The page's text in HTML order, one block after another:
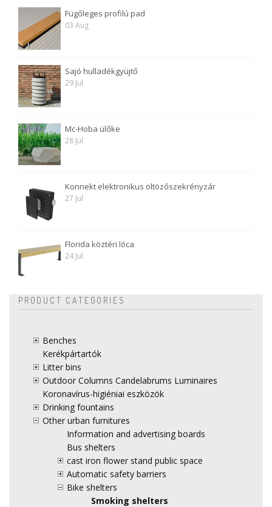
Fügőleges profilú pad
03 Aug
Sajó hulladékgyüjtő
29 Jul
Mc-Hoba ülőke
28 Jul
Konnekt elektronikus öltözőszekrényzár
27 Jul
Florida köztéri lóca
24 Jul
PRODUCT CATEGORIES
Benches
Kerékpártartók
Litter bins
Outdoor Columns Candelabrums Luminaires
Koronavírus-higiéniai eszközök
Drinking fountains
Other urban furnitures
Information and advertising boards
Bus shelters
cast iron flower stand public space
Automatic safety barriers
Bike shelters
Smoking shelters